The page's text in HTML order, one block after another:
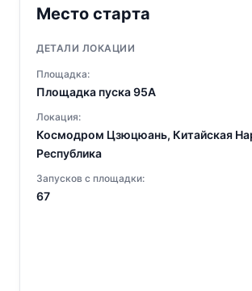
Место старта
ДЕТАЛИ ЛОКАЦИИ
Площадка:
Площадка пуска 95A
Локация:
Космодром Цзюцюань, Китайская
Республика
Запусков с площадки:
67